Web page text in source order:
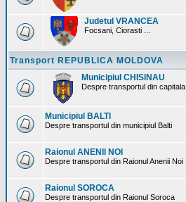
Judetul VRANCEA
Focsani, Ciorasti ...
Transport REPUBLICA MOLDOVA
Municipiul CHISINAU
Despre transportul din
Municipiul BALTI
Despre transportul din municipiul Balti
Raionul ANENII NOI
Despre transportul din Raionul Anenii Noi
Raionul SOROCA
Despre transportul din Raionul Soroca